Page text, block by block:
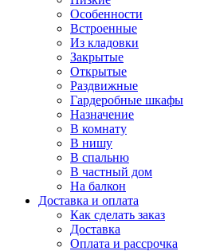
Особенности
Встроенные
Из кладовки
Закрытые
Открытые
Раздвижные
Гардеробные шкафы
Назначение
В комнату
В нишу
В спальню
В частный дом
На балкон
Доставка и оплата
Как сделать заказ
Доставка
Оплата и рассрочка